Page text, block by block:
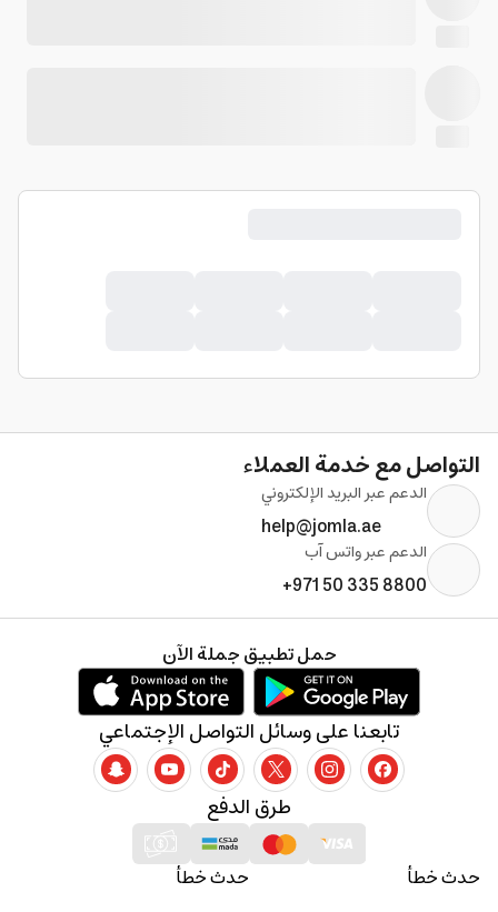
التواصل مع خدمة العملاء
الدعم عبر البريد الإلكتروني
help@jomla.ae
الدعم عبر واتس آب
+971 50 335 8800
حدث خطأ حدث خطأ
طرق الدفع
تابعنا على وسائل التواصل الإجتماعي
حمل تطبيق جملة الآن